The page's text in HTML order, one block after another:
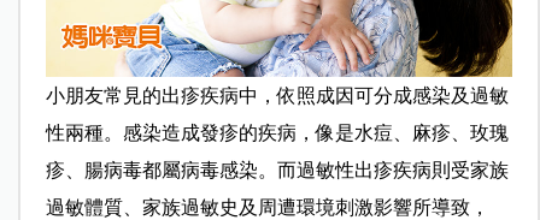
小朋友常見的出疹疾病中，依照成因可分成感染及過敏
性兩種。感染造成發疹的疾病，像是水痘、麻疹、玫瑰
疹、腸病毒都屬病毒感染。而過敏性出疹疾病則受家族
過敏體質、家族過敏史及周遭環境刺激影響所導致，